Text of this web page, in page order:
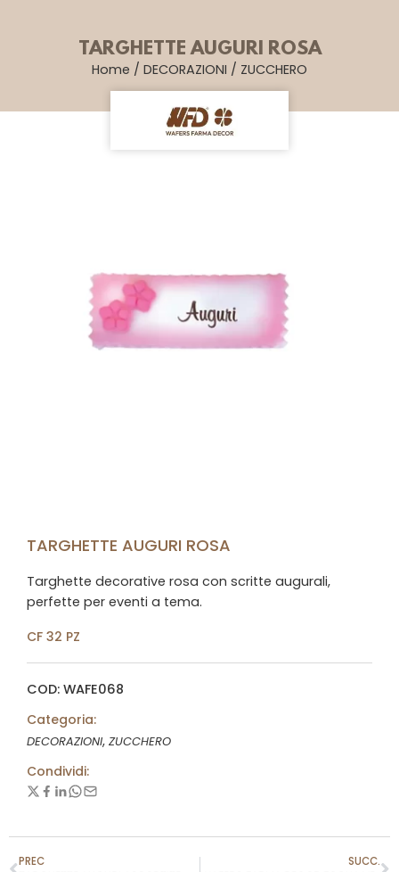
TARGHETTE AUGURI ROSA
Home / DECORAZIONI / ZUCCHERO
TARGHETTE AUGURI ROSA
Targhette decorative rosa con scritte augurali,
perfette per eventi a tema.
CF 32 PZ
COD: WAFE068
Categoria:
DECORAZIONI, ZUCCHERO
Condividi:
PREC SUCC.